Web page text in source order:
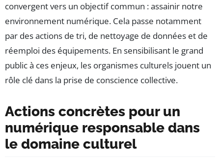
convergent vers un objectif commun : assainir notre
environnement numérique. Cela passe notamment
par des actions de tri, de nettoyage de données et de
réemploi des équipements. En sensibilisant le grand
public à ces enjeux, les organismes culturels jouent un
rôle clé dans la prise de conscience collective.
Actions concrètes pour un
numérique responsable dans
le domaine culturel